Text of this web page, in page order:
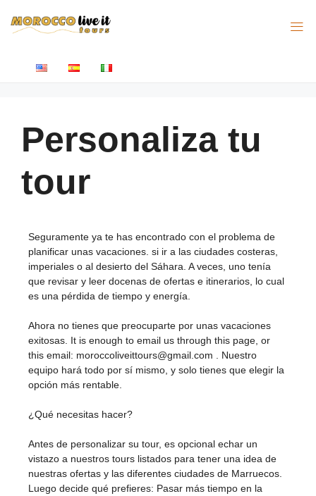
Personaliza tu
tour
Seguramente ya te has encontrado con el problema de
planificar unas vacaciones. si ir a las ciudades costeras,
imperiales o al desierto del Sáhara. A veces, uno tenía
que revisar y leer docenas de ofertas e itinerarios, lo cual
es una pérdida de tiempo y energía.
Ahora no tienes que preocuparte por unas vacaciones
exitosas. It is enough to email us through this page, or
this email: moroccoliveittours@gmail.com . Nuestro
equipo hará todo por sí mismo, y solo tienes que elegir la
opción más rentable.
¿Qué necesitas hacer?
Antes de personalizar su tour, es opcional echar un
vistazo a nuestros tours listados para tener una idea de
nuestras ofertas y las diferentes ciudades de Marruecos.
Luego decide qué prefieres: Pasar más tiempo en la